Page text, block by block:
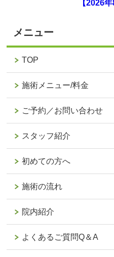
【2026
メニュー
TOP
施術メニュー/料金
ご予約／お問い合わせ
スタッフ紹介
初めての方へ
施術の流れ
院内紹介
よくあるご質問Q＆A